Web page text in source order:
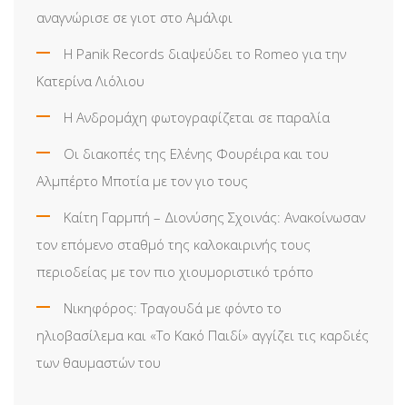
αναγνώρισε σε γιοτ στο Αμάλφι
Η Panik Records διαψεύδει το Romeo για την
Κατερίνα Λιόλιου
Η Ανδρομάχη φωτογραφίζεται σε παραλία
Οι διακοπές της Ελένης Φουρέιρα και του
Αλμπέρτο Μποτία με τον γιο τους
Καίτη Γαρμπή – Διονύσης Σχοινάς: Ανακοίνωσαν
τον επόμενο σταθμό της καλοκαιρινής τους
περιοδείας με τον πιο χιουμοριστικό τρόπο
Νικηφόρος: Τραγουδά με φόντο το
ηλιοβασίλεμα και «Το Κακό Παιδί» αγγίζει τις καρδιές
των θαυμαστών του